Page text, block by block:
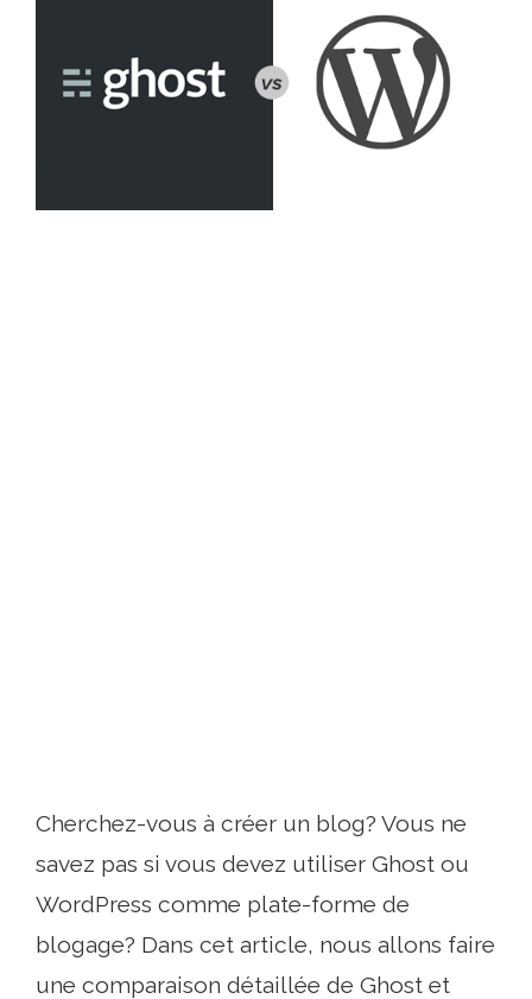
Cherchez-vous à créer un blog? Vous ne
savez pas si vous devez utiliser Ghost ou
WordPress comme plate-forme de
blogage? Dans cet article, nous allons faire
une comparaison détaillée de Ghost et